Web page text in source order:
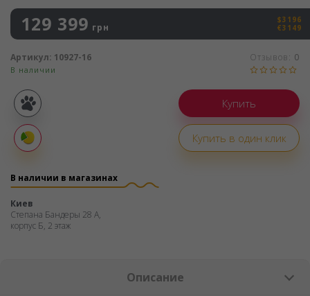
129 399 грн
$3196
€3149
В наличии
Отзывов: 0
Артикул: 10927-16
Купить в один клик
Покупка
частями
В наличии в магазинах
Киев
Степана Бандеры 28 А,
корпус Б, 2 этаж
Описание